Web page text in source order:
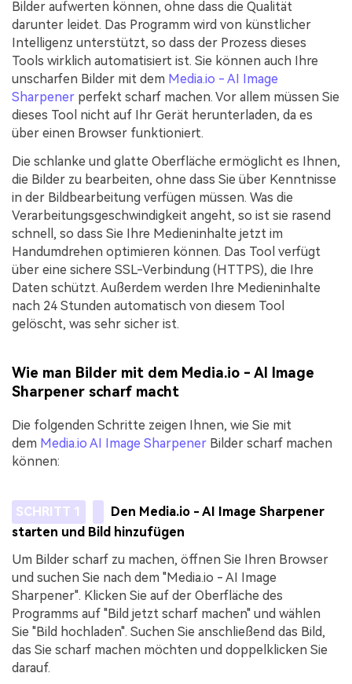
Bilder aufwerten können, ohne dass die Qualität
darunter leidet. Das Programm wird von künstlicher
Intelligenz unterstützt, so dass der Prozess dieses
Tools wirklich automatisiert ist. Sie können auch Ihre
unscharfen Bilder mit dem Media.io - AI Image
Sharpener perfekt scharf machen. Vor allem müssen Sie
dieses Tool nicht auf Ihr Gerät herunterladen, da es
über einen Browser funktioniert.
Die schlanke und glatte Oberfläche ermöglicht es Ihnen,
die Bilder zu bearbeiten, ohne dass Sie über Kenntnisse
in der Bildbearbeitung verfügen müssen. Was die
Verarbeitungsgeschwindigkeit angeht, so ist sie rasend
schnell, so dass Sie Ihre Medieninhalte jetzt im
Handumdrehen optimieren können. Das Tool verfügt
über eine sichere SSL-Verbindung (HTTPS), die Ihre
Daten schützt. Außerdem werden Ihre Medieninhalte
nach 24 Stunden automatisch von diesem Tool
gelöscht, was sehr sicher ist.
Wie man Bilder mit dem Media.io - AI Image
Sharpener scharf macht
Die folgenden Schritte zeigen Ihnen, wie Sie mit
dem Media.io AI Image Sharpener Bilder scharf machen
können:
SCHRITT 1
Den Media.io - AI Image Sharpener
starten und Bild hinzufügen
Um Bilder scharf zu machen, öffnen Sie Ihren Browser
und suchen Sie nach dem "Media.io - AI Image
Sharpener". Klicken Sie auf der Oberfläche des
Programms auf "Bild jetzt scharf machen" und wählen
Sie "Bild hochladen". Suchen Sie anschließend das Bild,
das Sie scharf machen möchten und doppelklicken Sie
darauf.